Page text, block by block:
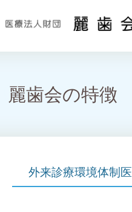
麗歯会の特徴
外来診療環境体制